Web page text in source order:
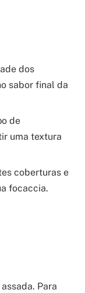
dos
sabor final da
de
uma textura
coberturas e
focaccia.
Para